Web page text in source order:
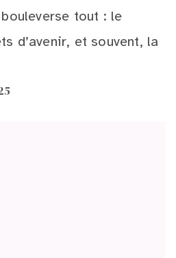
tout : le
d’avenir, et souvent, la